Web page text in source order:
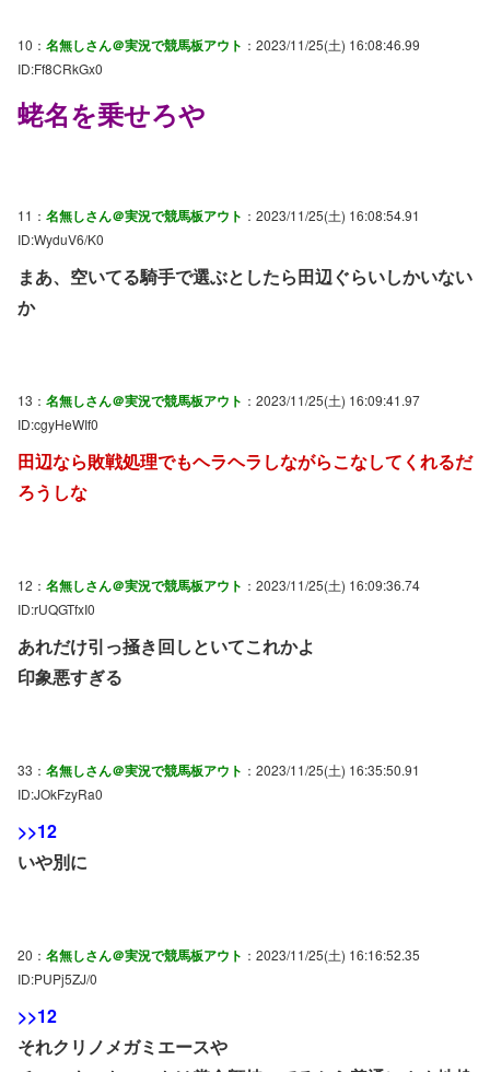
10： 名無しさん＠実況で競馬板アウト ：2023/11/25(土) 16:08:46.99
ID:Ff8CRkGx0
蛯名を乗せろや
11： 名無しさん＠実況で競馬板アウト ：2023/11/25(土) 16:08:54.91
ID:WyduV6/K0
まあ、空いてる騎手で選ぶとしたら田辺ぐらいしかいない
か
13： 名無しさん＠実況で競馬板アウト ：2023/11/25(土) 16:09:41.97
ID:cgyHeWIf0
田辺なら敗戦処理でもヘラヘラしながらこなしてくれるだ
ろうしな
12： 名無しさん＠実況で競馬板アウト ：2023/11/25(土) 16:09:36.74
ID:rUQGTfxI0
あれだけ引っ掻き回しといてこれかよ
印象悪すぎる
33： 名無しさん＠実況で競馬板アウト ：2023/11/25(土) 16:35:50.91
ID:JOkFzyRa0
>>12
いや別に
20： 名無しさん＠実況で競馬板アウト ：2023/11/25(土) 16:16:52.35
ID:PUPj5ZJ/0
>>12
それクリノメガミエースや